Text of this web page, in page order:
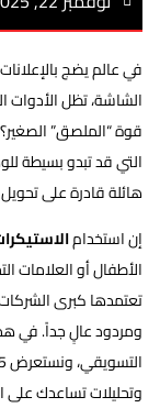
في عالم يضج
الشاشة، تظل
قوة “الملصق”
التي قد تبدو بسيطة
هائلة قادرة على
إن استخدام
الأطفال أو العلامات
تعتمدها كبرى الشركات
ومردود عالٍ جداً. في
وتحليلات تساعدك على